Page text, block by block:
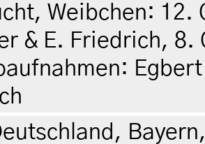
Weibchen: 12.
& E. Friedrich, 8.